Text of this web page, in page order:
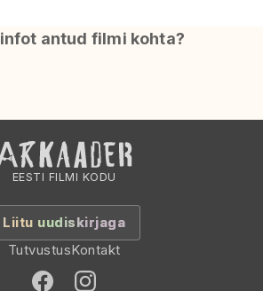
antud filmi kohta?
EESTI FILMI KODU
Liitu uudiskirjaga
TutvustusKontakt